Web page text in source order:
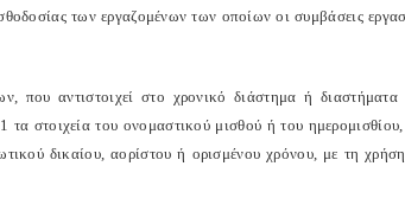
των εργαζομένων των οποίων οι συμβάσεις
που αντιστοιχεί στο χρονικό διάστημα ή
στοιχεία του ονομαστικού μισθού ή του
δικαίου, αορίστου ή ορισμένου χρόνου, με τη